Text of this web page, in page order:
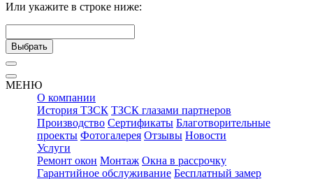
Или укажите в строке ниже:
Выбрать
МЕНЮ
О компании
История ТЗСК ТЗСК глазами партнеров
Производство Сертификаты Благотворительные
проекты Фотогалерея Отзывы Новости
Услуги
Ремонт окон Монтаж Окна в рассрочку
Гарантийное обслуживание Бесплатный замер